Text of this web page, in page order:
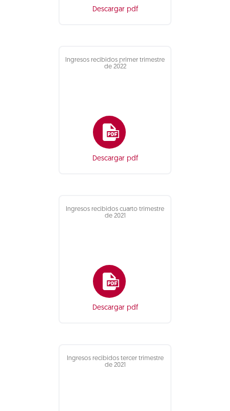
Descargar pdf
Ingresos recibidos primer trimestre
de 2022
Descargar pdf
Ingresos recibidos cuarto trimestre
de 2021
Descargar pdf
Ingresos recibidos tercer trimestre
de 2021